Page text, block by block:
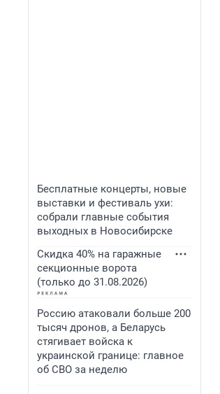
Бесплатные концерты, новые
выставки и фестиваль ухи:
собрали главные события
выходных в Новосибирске
Скидка 40% на гаражные
секционные ворота
(только до 31.08.2026)
Россию атаковали больше 200
тысяч дронов, а Беларусь
стягивает войска к
украинской границе: главное
об СВО за неделю